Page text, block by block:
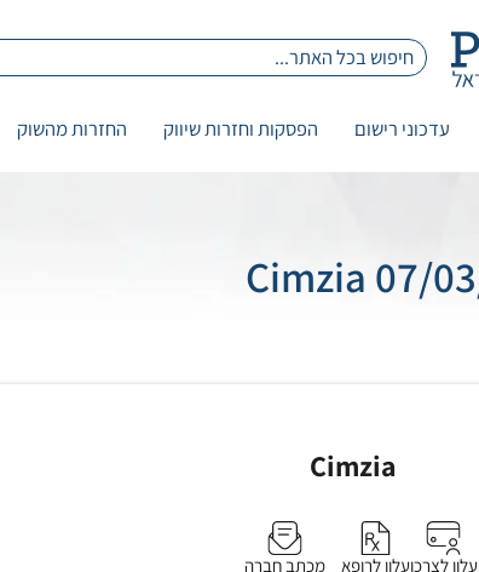
עדכוני רישום הפסקות וחזרות שיווק החזרות מהשוק
Cimzia
עלון לצרכןעלון לרופא
מכתב חברה